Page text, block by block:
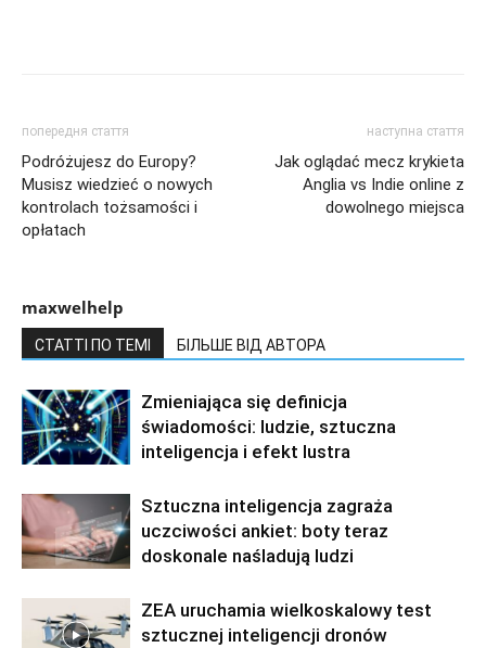
попередня стаття
Podróżujesz do Europy?
Musisz wiedzieć o nowych
kontrolach tożsamości i
opłatach
наступна стаття
Jak oglądać mecz krykieta
Anglia vs Indie online z
dowolnego miejsca
maxwelhelp
СТАТТІ ПО ТЕМІ БІЛЬШЕ ВІД АВТОРА
Zmieniająca się definicja
świadomości: ludzie, sztuczna
inteligencja i efekt lustra
Sztuczna inteligencja zagraża
uczciwości ankiet: boty teraz
doskonale naśladują ludzi
ZEA uruchamia wielkoskalowy test
sztucznej inteligencji dronów